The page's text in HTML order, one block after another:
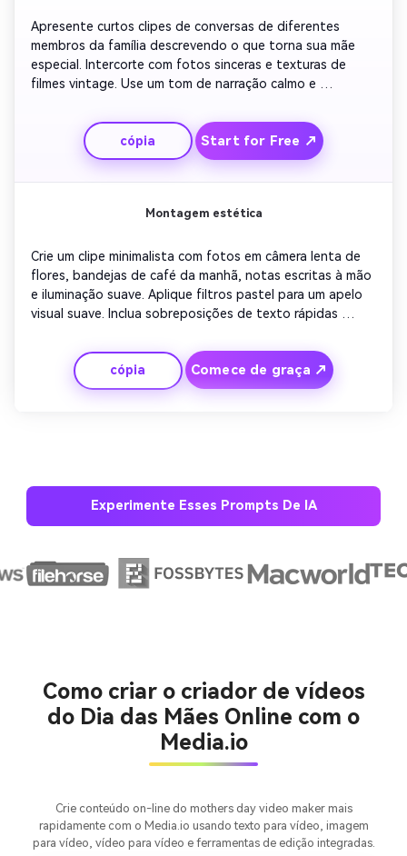
Apresente curtos clipes de conversas de diferentes
membros da família descrevendo o que torna sua mãe
especial. Intercorte com fotos sinceras e texturas de
filmes vintage. Use um tom de narração calmo e
cinematográfico. Termine com a mensagem 'Por tudo o
que você faz, nós te amamos' contra um suave pano de
fundo de céu rosa.
cópia Start for Free ↗
Montagem estética
Crie um clipe minimalista com fotos em câmera lenta de
flores, bandejas de café da manhã, notas escritas à mão
e iluminação suave. Aplique filtros pastel para um apelo
visual suave. Inclua sobreposições de texto rápidas
torná-lo emocionalmente ressonante. Perfeito para um
post elegante do Dia das Mães.
cópia Comece de graça ↗
Experimente Esses Prompts De IA
Como criar o criador de vídeos
do Dia das Mães Online com o
Media.io
Crie conteúdo on-line do mothers day video maker mais
rapidamente com o Media.io usando texto para vídeo, imagem
para vídeo, vídeo para vídeo e ferramentas de edição integradas.
IA sem limites.
100% grátis!
Comece Grátis →